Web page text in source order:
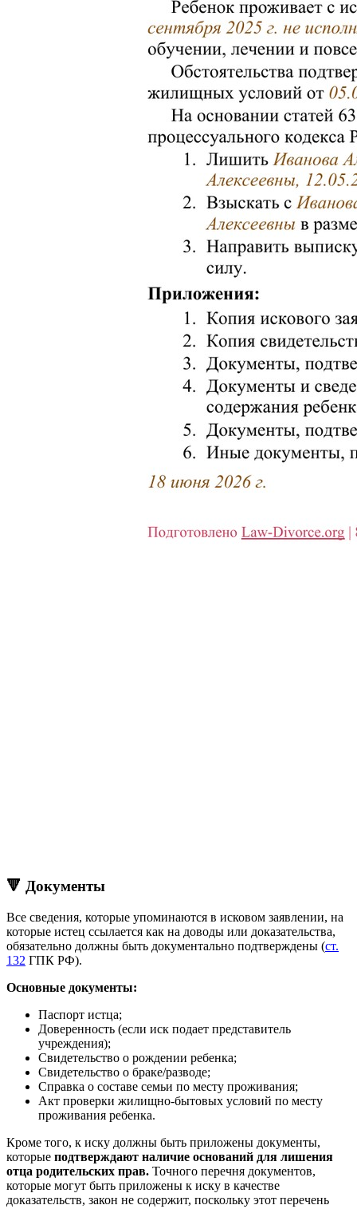
🔻 Документы
Все сведения, которые упоминаются в исковом заявлении, на
которые истец ссылается как на доводы или доказательства,
обязательно должны быть документально подтверждены (ст.
132 ГПК РФ).
Основные документы:
Паспорт истца;
Доверенность (если иск подает представитель
учреждения);
Свидетельство о рождении ребенка;
Свидетельство о браке/разводе;
Справка о составе семьи по месту проживания;
Акт проверки жилищно-бытовых условий по месту
проживания ребенка.
Кроме того, к иску должны быть приложены документы,
которые подтверждают наличие оснований для лишения
отца родительских прав. Точного перечня документов,
которые могут быть приложены к иску в качестве
доказательств, закон не содержит, поскольку этот перечень